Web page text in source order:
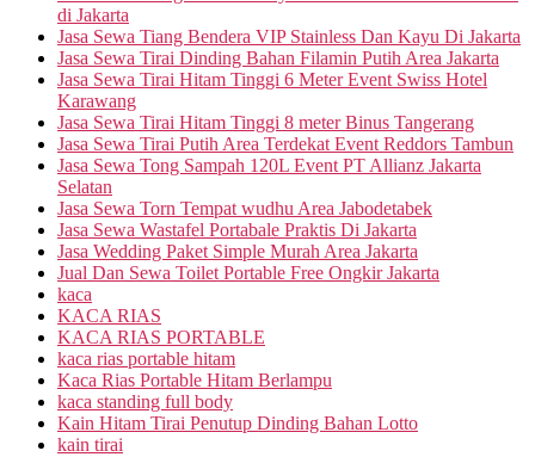
di Jakarta
Jasa Sewa Tiang Bendera VIP Stainless Dan Kayu Di Jakarta
Jasa Sewa Tirai Dinding Bahan Filamin Putih Area Jakarta
Jasa Sewa Tirai Hitam Tinggi 6 Meter Event Swiss Hotel
Karawang
Jasa Sewa Tirai Hitam Tinggi 8 meter Binus Tangerang
Jasa Sewa Tirai Putih Area Terdekat Event Reddors Tambun
Jasa Sewa Tong Sampah 120L Event PT Allianz Jakarta
Selatan
Jasa Sewa Torn Tempat wudhu Area Jabodetabek
Jasa Sewa Wastafel Portabale Praktis Di Jakarta
Jasa Wedding Paket Simple Murah Area Jakarta
Jual Dan Sewa Toilet Portable Free Ongkir Jakarta
kaca
KACA RIAS
KACA RIAS PORTABLE
kaca rias portable hitam
Kaca Rias Portable Hitam Berlampu
kaca standing full body
Kain Hitam Tirai Penutup Dinding Bahan Lotto
kain tirai